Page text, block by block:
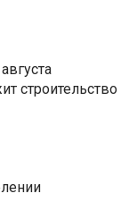
строительство